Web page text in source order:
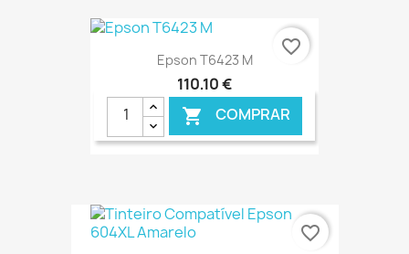
Epson T6423 M
110,10 €
 COMPRAR
€ ONLINE
favorite_border
favorite_border